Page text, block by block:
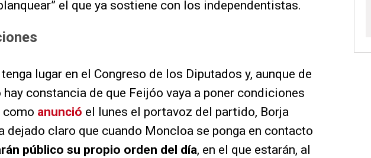
el que ya sostiene con los independentistas.
lugar en el Congreso de los Diputados y, aunque de
constancia de que Feijóo vaya a poner condiciones
como anunció el lunes el portavoz del partido, Borja
dejado claro que cuando Moncloa se ponga en contacto
público su propio orden del día, en el que estarán, al